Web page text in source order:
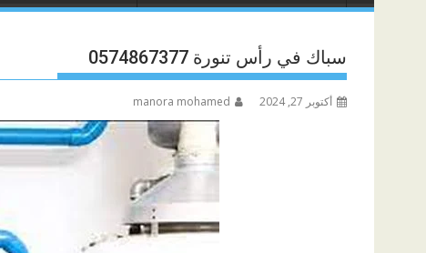
سباك في رأس تنورة 0574867377
أكتوبر 27, 2024 manora mohamed